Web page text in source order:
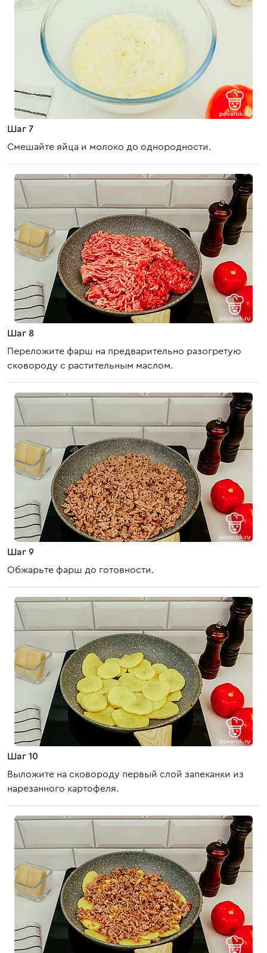
Шаг 7
Смешайте яйца и молоко до однородности.
Шаг 8
Переложите фарш на предварительно разогретую
сковороду с растительным маслом.
Шаг 9
Обжарьте фарш до готовности.
Шаг 10
Выложите на сковороду первый слой запеканки из
нарезанного картофеля.